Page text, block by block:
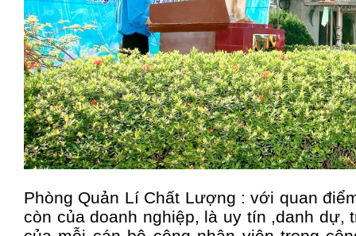
Phòng Quản Lí Chất Lượng : với quan
còn của doanh nghiệp, là uy tín ,danh dự,